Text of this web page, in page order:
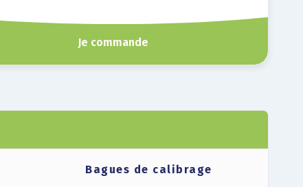
Je commande
Bagues de calibrage